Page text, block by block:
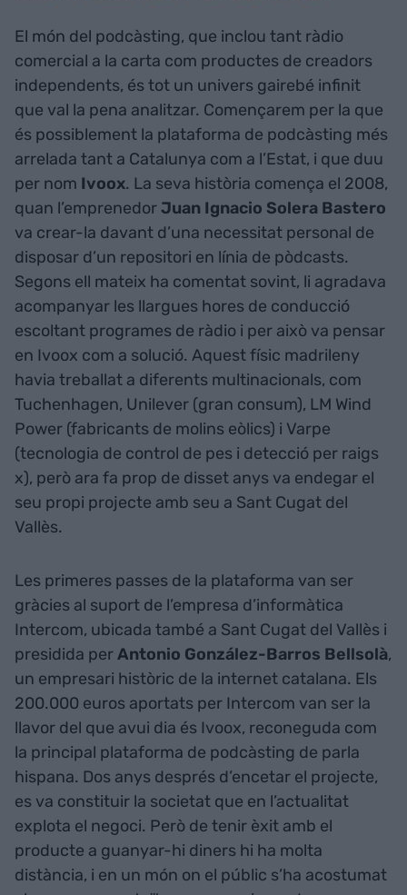
El món del podcàsting, que inclou tant ràdio
comercial a la carta com productes de creadors
independents, és tot un univers gairebé infinit
que val la pena analitzar. Començarem per la que
és possiblement la plataforma de podcàsting més
arrelada tant a Catalunya com a l’Estat, i que duu
per nom Ivoox. La seva història comença el 2008,
quan l’emprenedorJuan Ignacio Solera Bastero
va crear-la davant d’una necessitat personal de
disposar d’un repositori en línia de pòdcasts.
Segons ell mateix ha comentat sovint, li agradava
acompanyar les llargues hores de conducció
escoltant programes de ràdio i per això va pensar
en Ivoox com a solució. Aquest físic madrileny
havia treballat a diferents multinacionals, com
Tuchenhagen, Unilever (gran consum), LM Wind
Power (fabricants de molins eòlics) i Varpe
(tecnologia de control de pes i detecció per raigs
x), però ara fa prop de disset anys va endegar el
seu propi projecte amb seu a Sant Cugat del
Vallès.
Les primeres passes de la plataforma van ser
gràcies al suport de l’empresa d’informàtica
Intercom, ubicada també a Sant Cugat del Vallès i
presidida perAntonio González-Barros Bellsolà,
un empresari històric de la internet catalana. Els
200.000 euros aportats per Intercom van ser la
llavor del que avui dia és Ivoox, reconeguda com
la principal plataforma de podcàsting de parla
hispana. Dos anys després d’encetar el projecte,
es va constituir la societat que en l’actualitat
explota el negoci. Però de tenir èxit amb el
producte a guanyar-hi diners hi ha molta
distància, i en un món on el públic s’ha acostumat